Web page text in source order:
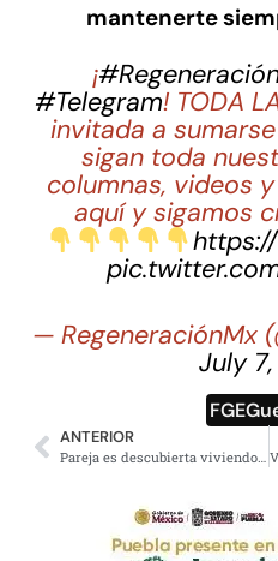
mantenerte
¡
#Telegram! TODA
invitada a
sigan toda
columnas, videos
aquí y sigamos
— RegeneraciónMx
July
ANTERIOR
Pareja es descubierta viviendo en un mausoleo de Quintana Roo